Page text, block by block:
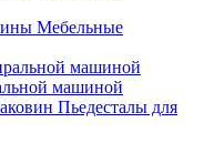
Мебельные
машиной
Пьедесталы для